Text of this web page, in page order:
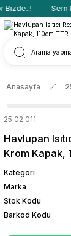
Sern
Anasayfa
25.02.011
Havlupan
Krom Kapak,
Kategori
Marka
Stok Kodu
Barkod Kodu